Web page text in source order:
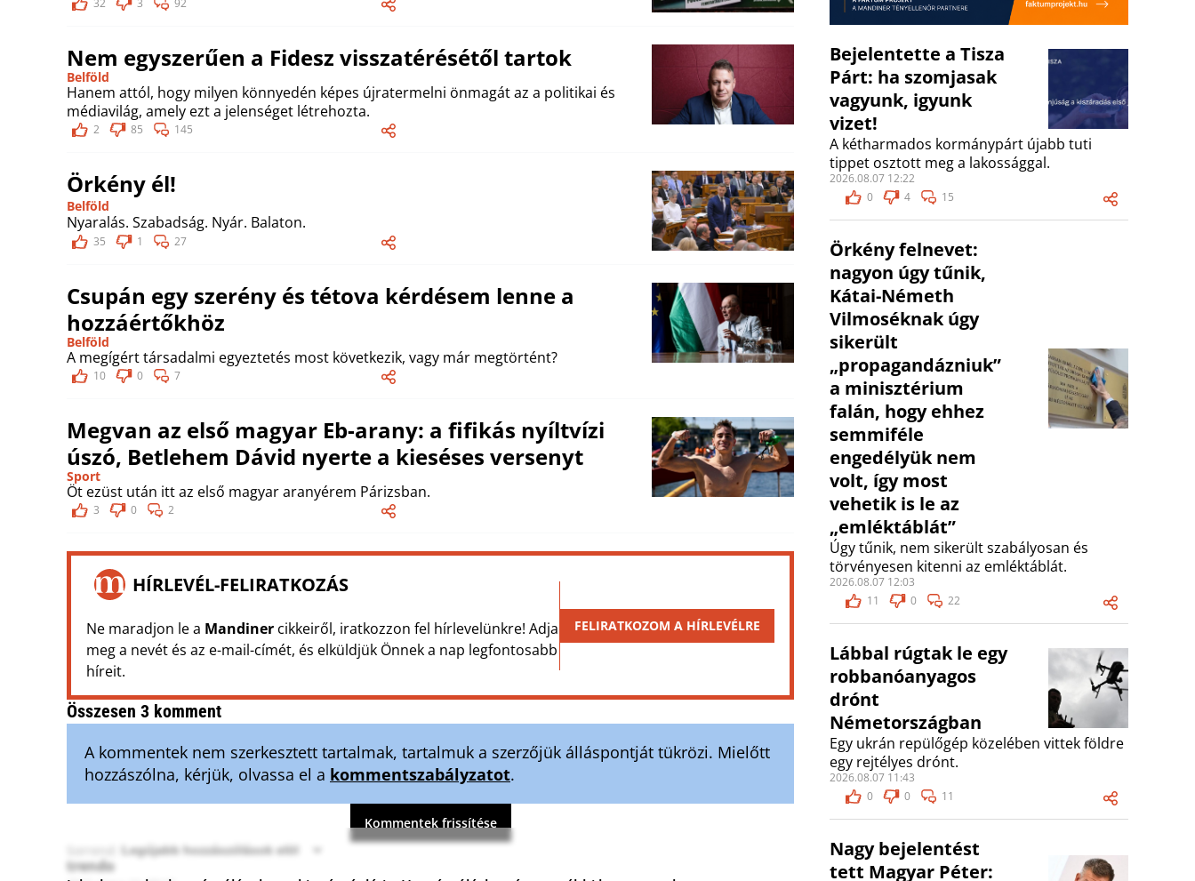
32 3 92
Nem egyszerűen a Fidesz visszatérésétől tartok
Belföld
Hanem attól, hogy milyen könnyedén képes újratermelni önmagát az a politikai és
médiavilág, amely ezt a jelenséget létrehozta.
2 85 145
Örkény él!
Belföld
Nyaralás. Szabadság. Nyár. Balaton.
35 1 27
Csupán egy szerény és tétova kérdésem lenne a
hozzáértőkhöz
Belföld
A megígért társadalmi egyeztetés most következik, vagy már megtörtént?
10 0 7
Megvan az első magyar Eb-arany: a fifikás nyíltvízi
úszó, Betlehem Dávid nyerte a kieséses versenyt
Sport
Öt ezüst után itt az első magyar aranyérem Párizsban.
3 0 2
HÍRLEVÉL-FELIRATKOZÁS
Ne maradjon le a Mandiner cikkeiről, iratkozzon fel hírlevelünkre! Adja
meg a nevét és az e-mail-címét, és elküldjük Önnek a nap legfontosabb
híreit.
FELIRATKOZOM A HÍRLEVÉLRE
Összesen 3 komment
A kommentek nem szerkesztett tartalmak, tartalmuk a szerzőjük álláspontját tükrözi. Mielőtt
hozzászólna, kérjük, olvassa el a kommentszabályzatot.
Kommentek frissítése
trendo
Bejelentette a Tisza
Párt: ha szomjasak
vagyunk, igyunk
vizet!
A kétharmados kormánypárt újabb tuti
tippet osztott meg a lakossággal.
2026.08.07 12:22
0
4 15
Örkény felnevet:
nagyon úgy tűnik,
Kátai-Németh
Vilmoséknak úgy
sikerült
„propagandázniuk”
a minisztérium
falán, hogy ehhez
semmiféle
engedélyük nem
volt, így most
vehetik is le az
„emléktáblát”
Úgy tűnik, nem sikerült szabályosan és
törvényesen kitenni az emléktáblát.
2026.08.07 12:03
11
0 22
Lábbal rúgtak le egy
robbanóanyagos
drónt
Németországban
Egy ukrán repülőgép közelében vittek földre
egy rejtélyes drónt.
2026.08.07 11:43
0
0 11
Nagy bejelentést
tett Magyar Péter: